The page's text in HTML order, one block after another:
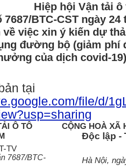
Hiệp hội Vận tải
BTC-CST ngày 24
về việc xin ý kiến dự
đường bộ (giảm phí
của dịch covid-
tại
file/d/
Ô TÔ
TV
7687/BTC-
CỘNG HOÀ XÃ
Độc lập -
Hà Nội,